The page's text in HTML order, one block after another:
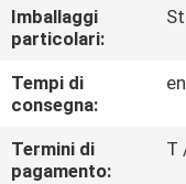
CONTATTICI
RICHIEDA
UNA
CITAZIONE
Imballaggi
particolari:
Tempi di
consegna:
Termini di
pagamento:
T